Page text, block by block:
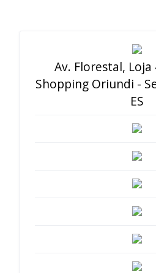
Av. Florestal, Loja
Shopping Oriundi -
ES